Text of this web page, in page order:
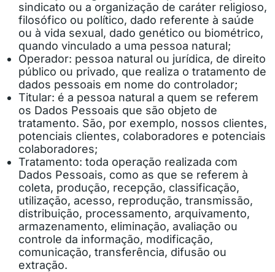
sindicato ou a organização de caráter religioso,
filosófico ou político, dado referente à saúde
ou à vida sexual, dado genético ou biométrico,
quando vinculado a uma pessoa natural;
Operador: pessoa natural ou jurídica, de direito
público ou privado, que realiza o tratamento de
dados pessoais em nome do controlador;
Titular: é a pessoa natural a quem se referem
os Dados Pessoais que são objeto de
tratamento. São, por exemplo, nossos clientes,
potenciais clientes, colaboradores e potenciais
colaboradores;
Tratamento: toda operação realizada com
Dados Pessoais, como as que se referem à
coleta, produção, recepção, classificação,
utilização, acesso, reprodução, transmissão,
distribuição, processamento, arquivamento,
armazenamento, eliminação, avaliação ou
controle da informação, modificação,
comunicação, transferência, difusão ou
extração.